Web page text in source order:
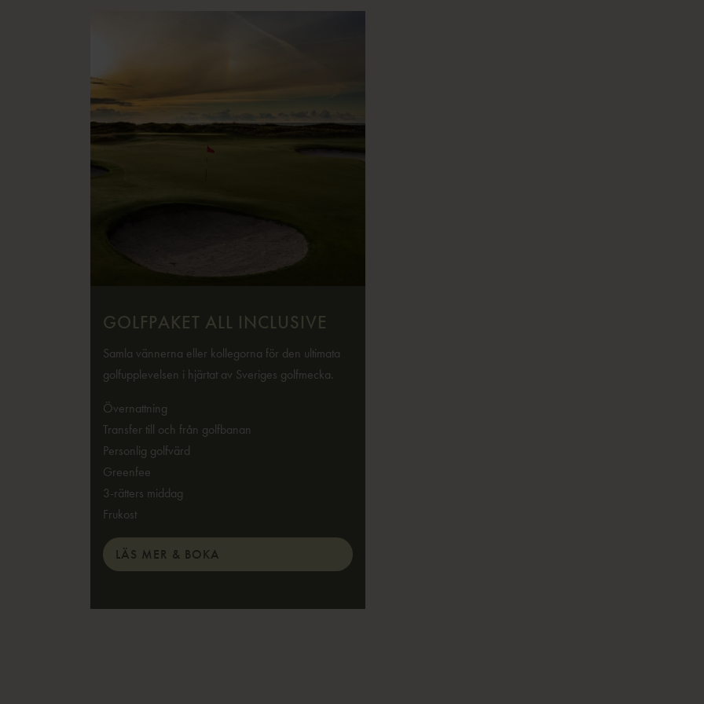
GOLFPAKET ALL INCLUSIVE
Samla vännerna eller kollegorna för den ultimata
golfupplevelsen i hjärtat av Sveriges golfmecka.
Övernattning
Transfer till och från golfbanan
Personlig golfvärd
Greenfee
3-rätters middag
Frukost
LÄS MER & BOKA